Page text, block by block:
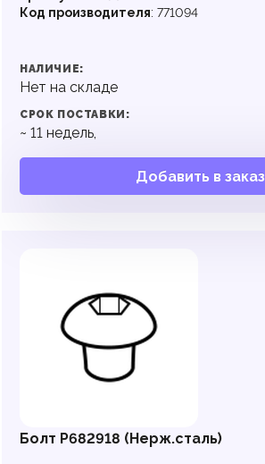
Код производителя: 771094
НАЛИЧИЕ:
Нет на складе
СРОК ПОСТАВКИ:
~ 11 недель,
Добавить в заказ
Болт P682918 (Нерж.сталь)